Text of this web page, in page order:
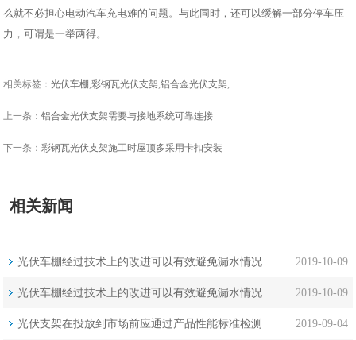
么就不必担心电动汽车充电难的问题。与此同时，还可以缓解一部分停车压
力，可谓是一举两得。
相关标签：光伏车棚 ,彩钢瓦光伏支架 ,铝合金光伏支架
上一条：铝合金光伏支架需要与接地系统可靠连接
下一条：彩钢瓦光伏支架施工时屋顶多采用卡扣安装
相关新闻
光伏车棚经过技术上的改进可以有效避免漏水情况 2019-10-09
光伏车棚经过技术上的改进可以有效避免漏水情况 2019-10-09
光伏支架在投放到市场前应通过产品性能标准检测 2019-09-04